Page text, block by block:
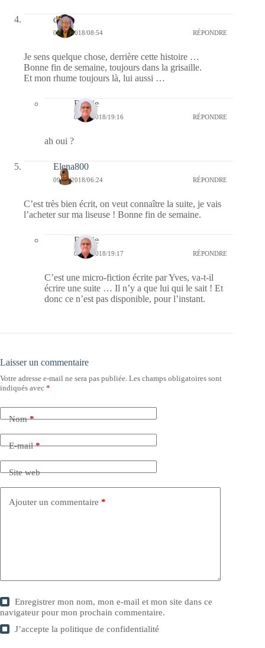
dom
09/11/2018/08:54 RÉPONDRE
Je sens quelque chose, derrière cette histoire …
Bonne fin de semaine, toujours dans la grisaille.
Et mon rhume toujours là, lui aussi …
Bernie
09/11/2018/19:16 RÉPONDRE
ah oui ?
Elena800
09/11/2018/06:24 RÉPONDRE
C’est très bien écrit, on veut connaître la suite, je vais
l’acheter sur ma liseuse ! Bonne fin de semaine.
Bernie
09/11/2018/19:17 RÉPONDRE
C’est une micro-fiction écrite par Yves, va-t-il
écrire une suite … Il n’y a que lui qui le sait ! Et
donc ce n’est pas disponible, pour l’instant.
Laisser un commentaire
Votre adresse e-mail ne sera pas publiée. Les champs obligatoires sont
indiqués avec *
Nom*
E-mail*
Site web
Ajouter un commentaire *
Enregistrer mon nom, mon e-mail et mon site dans ce
navigateur pour mon prochain commentaire.
J’accepte lapolitique de confidentialité